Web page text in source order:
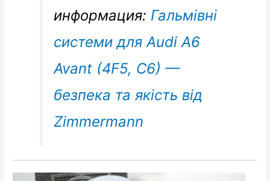
информация: Гальмівні
системи для Audi A6
Avant (4F5, C6) —
безпека та якість від
Zimmermann